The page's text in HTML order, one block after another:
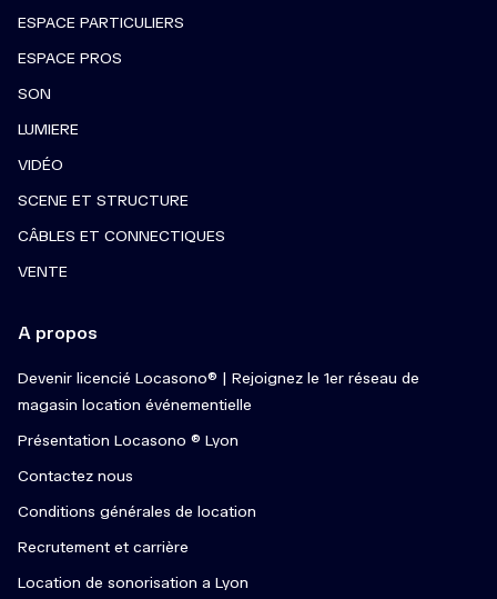
ESPACE PARTICULIERS
ESPACE PROS
SON
LUMIERE
VIDÉO
SCENE ET STRUCTURE
CÂBLES ET CONNECTIQUES
VENTE
A propos
Devenir licencié Locasono® | Rejoignez le 1er réseau de
magasin location événementielle
Présentation Locasono ® Lyon
Contactez nous
Conditions générales de location
Recrutement et carrière
Location de sonorisation a Lyon